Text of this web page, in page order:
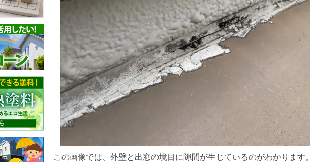
この画像では、外壁と出窓の境目に隙間が生じているのがわかります。